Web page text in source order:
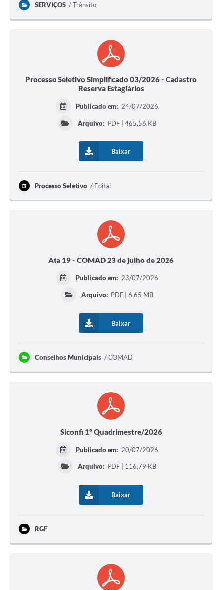
SERVIÇOS Trânsito
Processo Seletivo Simplificado 03/2026 - Cadastro
Reserva Estagiários
Publicado em: 24/07/2026
Arquivo: PDF | 465,56 KB
Baixar
Processo Seletivo Edital
Ata 19 - COMAD 23 de julho de 2026
Publicado em: 23/07/2026
Arquivo: PDF | 6,65 MB
Baixar
Conselhos Municipais COMAD
Siconfi 1º Quadrimestre/2026
Publicado em: 20/07/2026
Arquivo: PDF | 116,79 KB
Baixar
RGF